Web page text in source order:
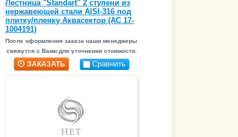
Лестница "Standart" 2 ступени из
нержавеющей стали AISI-316 под
плитку/пленку Аквасектор (АС 17-
1004191)
После оформления заказа наши менеджеры
свяжутся с Вами для уточнения стоимости.
ЗАКАЗАТЬ Сравнить